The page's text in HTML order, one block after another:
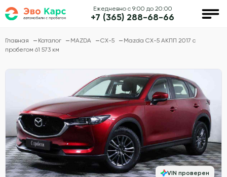
Ежедневно с 9:00 до 20:00
+7 (365) 288-68-66
Главная Каталог MAZDA CX-5
Mazda CX-5 АКПП 2017 с
пробегом 61 573 км
VIN проверен